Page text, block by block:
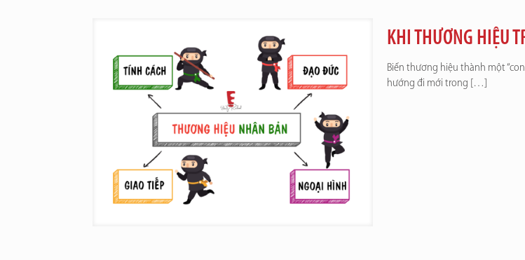
KHI THƯƠNG HIỆU
Biến thương hiệu thành một
hướng đi mới trong […]